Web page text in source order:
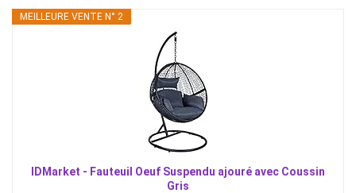
MEILLEURE VENTE N° 2
IDMarket - Fauteuil Oeuf Suspendu ajouré avec Coussin
Gris